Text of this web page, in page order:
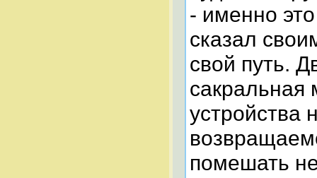
- именно
сказал
свой путь.
сакральная
устройства
помешать